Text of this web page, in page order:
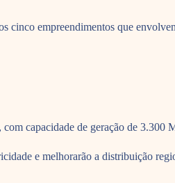
empreendimentos que
capacidade de geração de
e melhorarão a distribuição